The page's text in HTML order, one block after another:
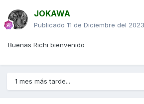
JOKAWA
Publicado 11 de Diciembre del 2023
Buenas Richi bienvenido
1 mes más tarde...